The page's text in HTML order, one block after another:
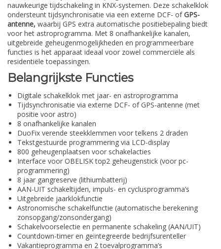
nauwkeurige tijdschakeling in KNX-systemen. Deze schakelklok
ondersteunt tijdsynchronisatie via een externe DCF- ofGPS-
antenne, waarbij GPS extra automatische positiebepaling biedt
voor het astroprogramma. Met 8 onafhankelijke kanalen,
uitgebreide geheugenmogelijkheden en programmeerbare
functies is het apparaat ideaal voor zowel commerciële als
residentiële toepassingen.
Belangrijkste Functies
Digitale schakelklok met jaar- en astroprogramma
Tijdsynchronisatie via externe DCF- of GPS-antenne (met
positie voor astro)
8 onafhankelijke kanalen
DuoFix verende steekklemmen voor telkens 2 draden
Tekstgestuurde programmering via LCD-display
800 geheugenplaatsen voor schakelacties
Interface voor OBELISK top2 geheugenstick (voor pc-
programmering)
8 jaar gangreserve (lithiumbatterij)
AAN-UIT schakeltijden, impuls- en cyclusprogramma’s
Uitgebreide jaarklokfunctie
Astronomische schakelfunctie (automatische berekening
zonsopgang/zonsondergang)
Schakelvoorselectie en permanente schakeling (AAN/UIT)
Countdown-timer en geïntegreerde bedrijfsurenteller
Vakantieprogramma en 2 toevalprogramma’s